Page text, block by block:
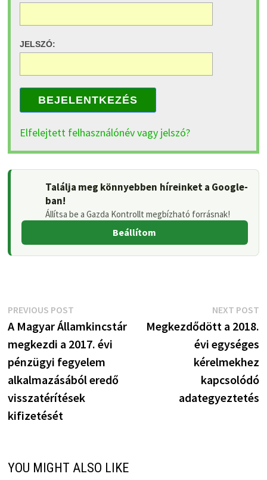
JELSZÓ:
BEJELENTKEZÉS
Elfelejtett felhasználónév vagy jelszó?
Találja meg könnyebben híreinket a Google-
ban!
Állítsa be a Gazda Kontrollt megbízható forrásnak!
Beállítom
Bejegyzés
navigáció
PREVIOUS POSTPrevious
post:
A Magyar Államkincstár
megkezdi a 2017. évi
pénzügyi fegyelem
alkalmazásából eredő
visszatérítések
kifizetését
NEXT POST
Megkezdődött a 2018.
évi egységes
kérelmekhez
kapcsolódó
adategyeztetés
YOU MIGHT ALSO LIKE